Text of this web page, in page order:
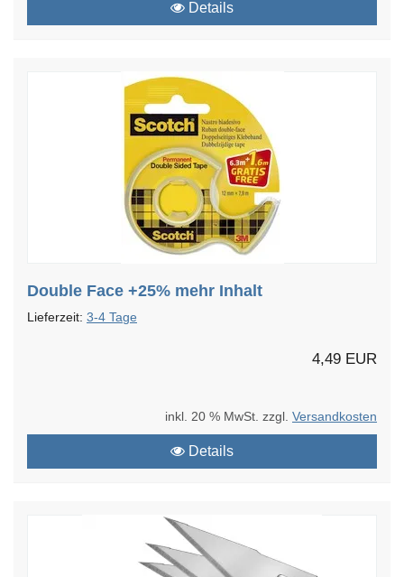
Details
Double Face +25% mehr Inhalt
Lieferzeit: 3-4 Tage
4,49 EUR
inkl. 20 % MwSt. zzgl. Versandkosten
Details